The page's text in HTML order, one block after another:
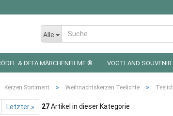
Alle
& DEFA MÄRCHENFILME ® VOGTLAND SOUVENIR
Kerzen Sortiment » Weihnachtskerzen Teelichte »
Letzter » 27Artikel in dieser Kategorie